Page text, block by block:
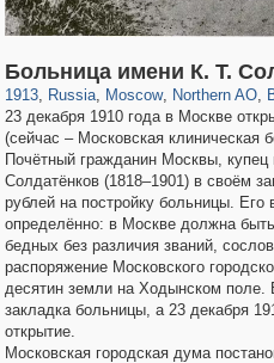
Больница имени К. Т.
1913, Russia
1,407,373 29,248
, Moscow
319,882 8,286
, Northern AO
22,544 598
,
23 декабря 1910 года в Москве
(сейчас – Московская клиническая
Почётный гражданин Москвы, купец
Cолдатёнков (1818–1901) в своём
рублей на постройку больницы.
определённо: в Москве должна
бедных без различия званий,
распоряжение Московского
десятин земли на Ходынском поле.
закладка больницы, а 23 декабря
открытие.
Московская городская дума